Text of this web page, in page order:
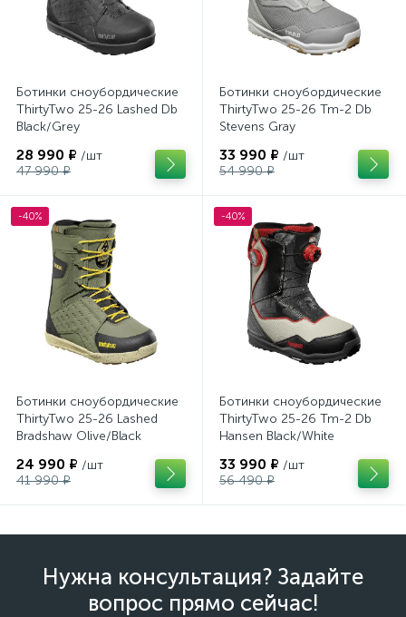
Ботинки сноубордические
ThirtyTwo 25-26 Lashed Db
Black/Grey
28 990 ₽ /шт
47 990 ₽
Ботинки сноубордические
ThirtyTwo 25-26 Tm-2 Db
Stevens Gray
33 990 ₽ /шт
54 990 ₽
-40%
Ботинки сноубордические
ThirtyTwo 25-26 Lashed
Bradshaw Olive/Black
24 990 ₽ /шт
41 990 ₽
-40%
Ботинки сноубордические
ThirtyTwo 25-26 Tm-2 Db
Hansen Black/White
33 990 ₽ /шт
56 490 ₽
Нужна консультация? Задайте
вопрос прямо сейчас!